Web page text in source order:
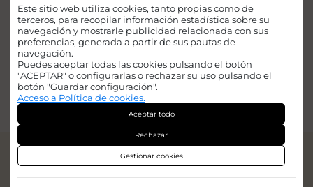
Este sitio web utiliza cookies, tanto propias como de
terceros, para recopilar información estadística sobre su
navegación y mostrarle publicidad relacionada con sus
preferencias, generada a partir de sus pautas de
navegación.
Puedes aceptar todas las cookies pulsando el botón
"ACEPTAR" o configurarlas o rechazar su uso pulsando el
botón "Guardar configuración".
Acceso a Política de cookies.
Aceptar todo
Rechazar
Gestionar cookies
Financiado por la Unión Europea - NextGenerationEU. Sin embargo, los
puntos de vista y las opiniones expresadas son únicamente los del autor o
autores y no reflejan necesariamente los de la Unión Europea o la Comisión
consideradas responsables de las mismas.
© 2026 Iridian Web Engine